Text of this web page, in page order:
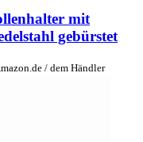
mit
gebürstet
/ dem Händler